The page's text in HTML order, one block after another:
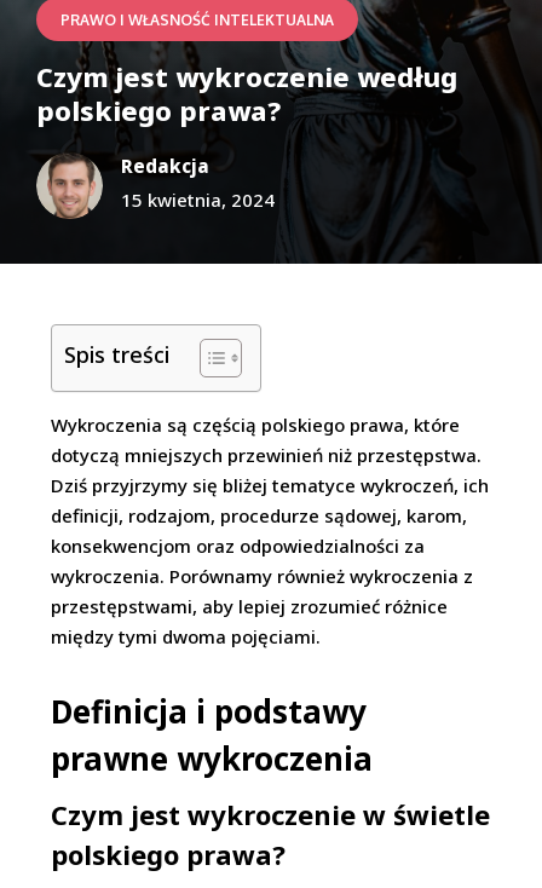
PRAWO I WŁASNOŚĆ INTELEKTUALNA
Czym jest wykroczenie według
polskiego prawa?
Redakcja
15 kwietnia, 2024
Spis treści
Wykroczenia są częścią polskiego prawa, które
dotyczą mniejszych przewinień niż przestępstwa.
Dziś przyjrzymy się bliżej tematyce wykroczeń, ich
definicji, rodzajom, procedurze sądowej, karom,
konsekwencjom oraz odpowiedzialności za
wykroczenia. Porównamy również wykroczenia z
przestępstwami, aby lepiej zrozumieć różnice
między tymi dwoma pojęciami.
Definicja i podstawy
prawne wykroczenia
Czym jest wykroczenie w świetle
polskiego prawa?